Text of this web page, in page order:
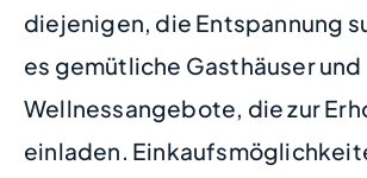
diejenigen, die Entspannung
es gemütliche Gasthäuser und
Wellnessangebote, die zur
einladen.